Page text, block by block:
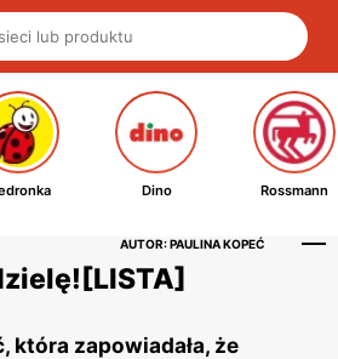
Dino Rossmann
AUTOR: PAULINA KOPEĆ
która zapowiadała, że